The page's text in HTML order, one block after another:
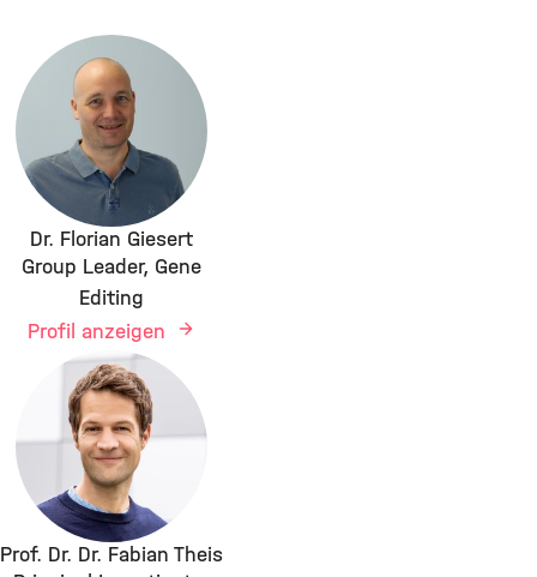
Dr. Florian Giesert
Group Leader, Gene
Editing
Profil anzeigen
Prof. Dr. Dr. Fabian Theis